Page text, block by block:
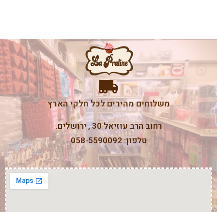
משלוחים מהירים לכל חלקי הארץ
רחוב הרב עוזיאל 30 , ירושלים.
טלפון: 058-5590092